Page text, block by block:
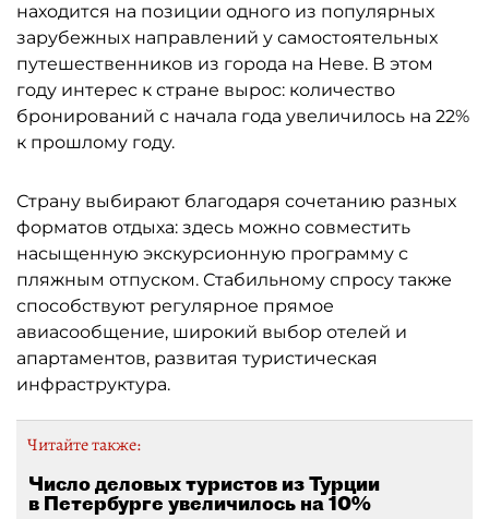
находится на позиции одного из популярных
зарубежных направлений у самостоятельных
путешественников из города на Неве. В этом
году интерес к стране вырос: количество
бронирований с начала года увеличилось на 22%
к прошлому году.
Страну выбирают благодаря сочетанию разных
форматов отдыха: здесь можно совместить
насыщенную экскурсионную программу с
пляжным отпуском. Стабильному спросу также
способствуют регулярное прямое
авиасообщение, широкий выбор отелей и
апартаментов, развитая туристическая
инфраструктура.
Читайте также:
Число деловых туристов из Турции
в Петербурге увеличилось на 10%